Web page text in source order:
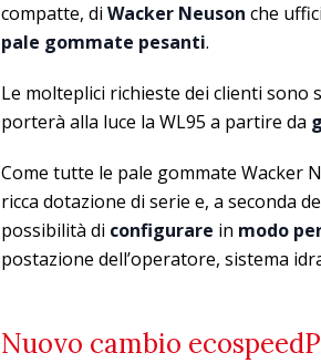
compatte, di Wacker Neuson che
pale gommate pesanti.
Le molteplici richieste dei clienti sono
porterà alla luce la WL95 a partire da
Come tutte le pale gommate Wacker
ricca dotazione di serie e, a seconda
possibilità di configurare in modo
postazione dell’operatore, sistema
Nuovo cambio